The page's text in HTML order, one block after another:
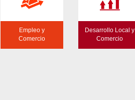
Empleo y
Comercio
Desarrollo Local y
Comercio